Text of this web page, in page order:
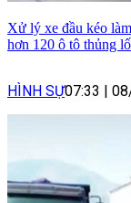
Xử lý xe đầu kéo
hơn 120 ô tô thủng
HÌNH SỰ07:33 |